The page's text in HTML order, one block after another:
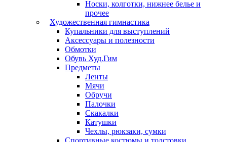
Носки, колготки, нижнее белье и
прочее
Художественная гимнастика
Купальники для выступлений
Аксессуары и полезности
Обмотки
Обувь Худ.Гим
Предметы
Ленты
Мячи
Обручи
Палочки
Скакалки
Катушки
Чехлы, рюкзаки, сумки
Спортивные костюмы и толстовки